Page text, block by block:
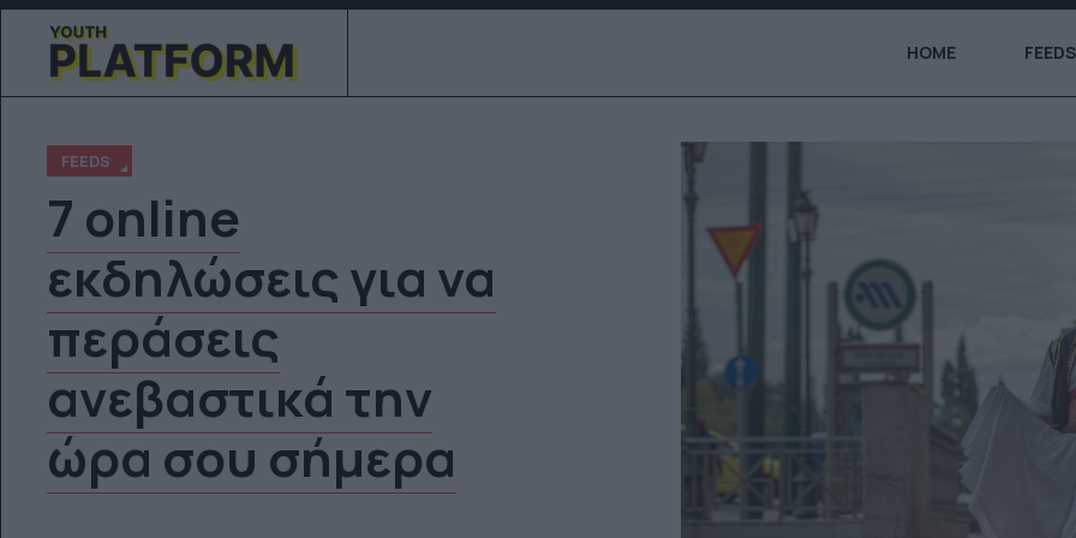
HOME FEEDS
FEEDS
7 online
εκδηλώσεις για να
περάσεις
ανεβαστικά την
ώρα σου σήμερα